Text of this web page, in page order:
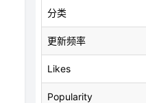
分类
更新频率
Likes
Popularity